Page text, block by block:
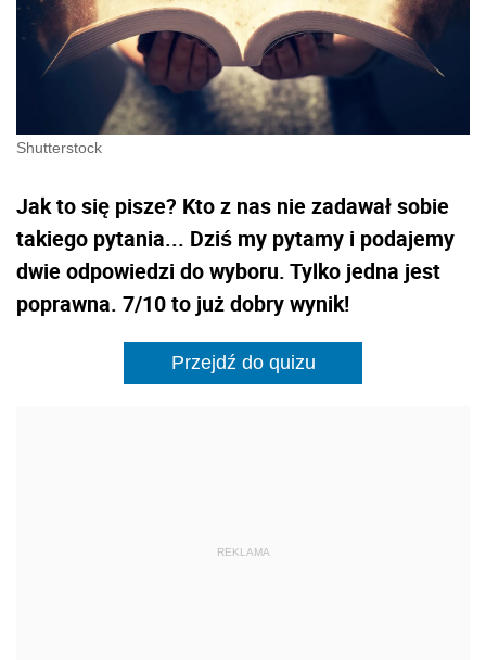
Shutterstock
Jak to się pisze? Kto z nas nie zadawał sobie
takiego pytania... Dziś my pytamy i podajemy
dwie odpowiedzi do wyboru. Tylko jedna jest
poprawna. 7/10 to już dobry wynik!
Przejdź do quizu
REKLAMA